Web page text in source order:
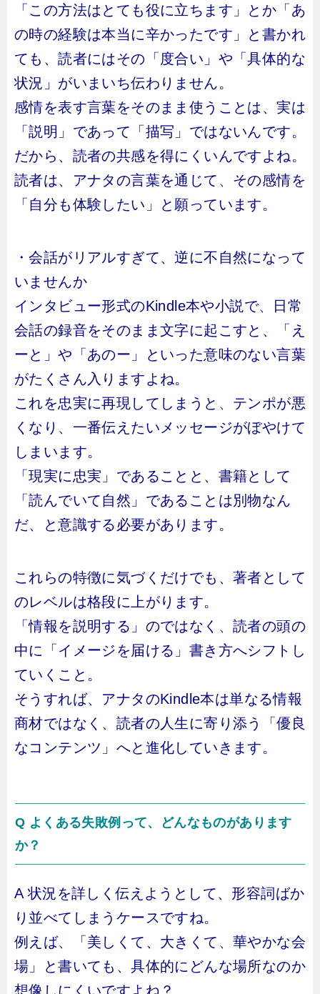
「この方法はとても役に立ちます」とか「あ
の時の経験は本当に辛かったです」と書かれ
ても、読者にはその「度合い」や「具体的な
状況」がいまいち伝わりません。
感情を表す言葉をそのまま使うことは、実は
「説明」であって「描写」ではないんです。
だから、読者の共感を得にくいんですよね。
読者は、アナタの言葉を通じて、その感情を
「自分も体験したい」と願っています。
・会話がリアルすぎて、逆に不自然になって
いませんか
インタビュー形式のKindle本や小説で、日常
会話の録音をそのまま文字に起こすと、「え
ーと」や「あのー」といった意味のない言葉
がたくさん入りますよね。
これを忠実に再現してしまうと、テンポが悪
くなり、一番伝えたいメッセージがぼやけて
しまいます。
「現実に忠実」であることと、書籍として
「読んでいて自然」であることは別物なん
だ、と意識する必要があります。
これらの特徴に気づくだけでも、著者として
のレベルは格段に上がります。
「情報を説明する」のではなく、読者の頭の
中に「イメージを届ける」書き方へシフトし
ていくこと。
そうすれば、アナタのKindle本は単なる情報
商材ではなく、読者の人生に寄り添う「優良
なコンテンツ」へと進化していきます。
Q よくある失敗例って、どんなものがあります
か？
A 状況を詳しく伝えようとして、形容詞ばか
り並べてしまうケースですね。
例えば、「美しくて、大きくて、華やかな会
場」と書いても、具体的にどんな場所なのか
想像しにくいですよね？